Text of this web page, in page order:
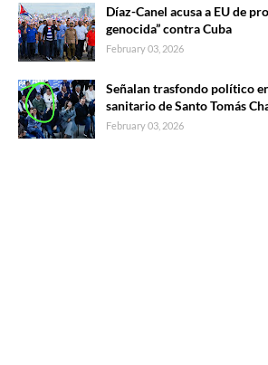
Díaz-Canel acusa a EU de
genocida” contra Cuba
February 03, 2026
Señalan trasfondo político
sanitario de Santo Tomás
February 03, 2026